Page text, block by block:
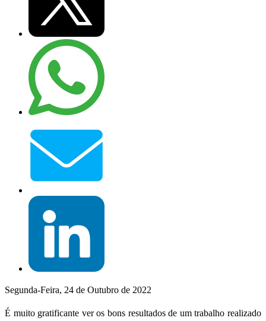
Segunda-Feira, 24 de Outubro de 2022
É muito gratificante ver os bons resultados de um trabalho realizado